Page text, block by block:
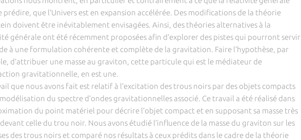
prédire, que l’Univers est en expansion accélérée. Des modifications de la théorie
doivent être inévitablement envisagées. Ainsi, des théories alternatives à la
générale ont été récemment proposées afin d’explorer des pistes qui pourront servir
à une formulation cohérente et complète de la gravitation. Faire l’hypothèse, par
d’attribuer une masse au graviton, cette particule qui est le médiateur de
gravitationnelle, en est une.
que nous avons fait est relatif à l’excitation des trous noirs par des objets compacts
du spectre d’ondes gravitationnelles associé. Ce travail a été réalisé dans
du point matériel pour décrire l’objet compact et en supposant sa masse très
celle du trou noir. Nous avons étudié l’influence de la masse du graviton sur les
des trous noirs et comparé nos résultats à ceux prédits dans le cadre de la théorie